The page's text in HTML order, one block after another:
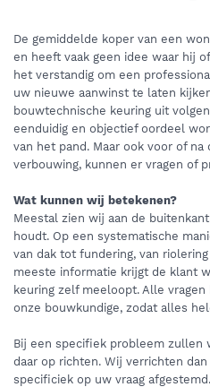
De gemiddelde koper van een
en heeft vaak geen idee waar hij
het verstandig om een
uw nieuwe aanwinst te laten
bouwtechnische keuring uit
eenduidig en objectief oordeel
van het pand. Maar ook voor of na
verbouwing, kunnen er vragen of
Wat kunnen wij betekenen?
Meestal zien wij aan de
houdt. Op een systematische
van dak tot fundering, van
meeste informatie krijgt de klant
keuring zelf meeloopt. Alle
onze bouwkundige, zodat alles
Bij een specifiek probleem zullen
daar op richten. Wij verrichten
specificiek op uw vraag